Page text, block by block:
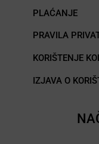
PLAĆANJE
PRAVILA
KORIŠTENJE
IZJAVA O